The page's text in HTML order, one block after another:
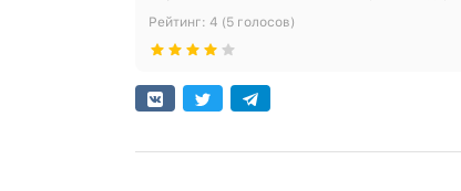
Рейтинг: 4 (5 голосов)